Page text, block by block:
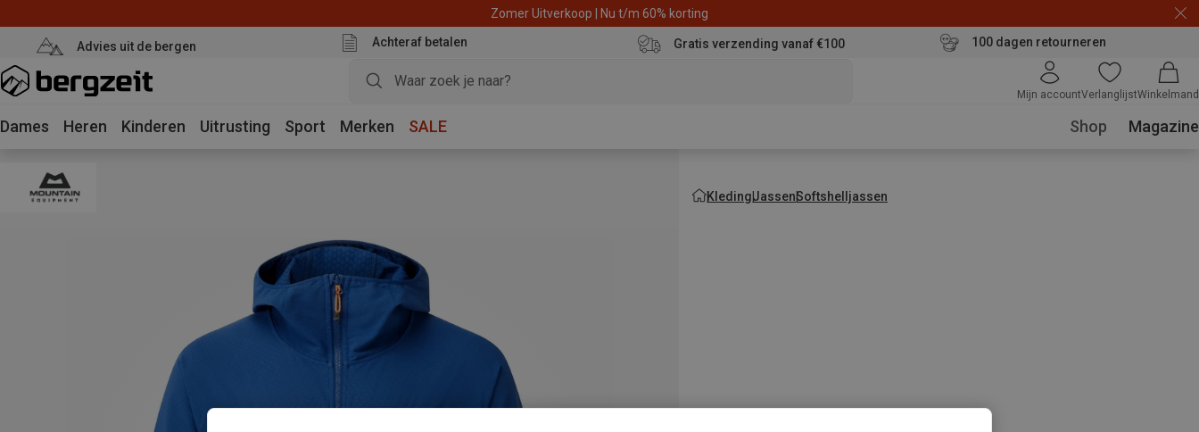
Zomer Uitverkoop | Nu t/m 60% korting
Advies uit de bergen Achteraf betalen Gratis verzending vanaf €100 100 dagen retourneren
Mijn accountVerlanglijstWinkelmand
Dames Heren Kinderen Uitrusting Sport Merken SALE Shop Magazine
KledingJassenSoftshelljassen